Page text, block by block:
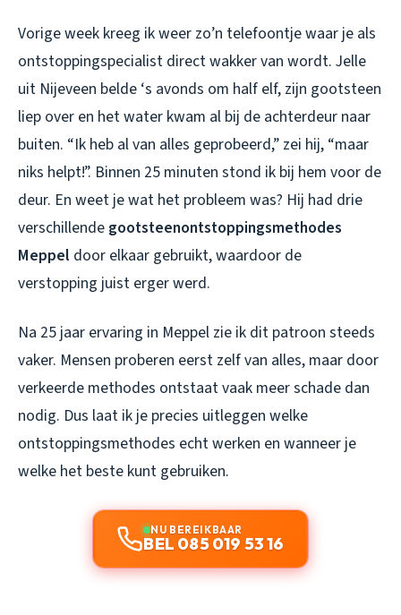
Vorige week kreeg ik weer zo’n telefoontje waar je als
ontstoppingspecialist direct wakker van wordt. Jelle
uit Nijeveen belde ‘s avonds om half elf, zijn gootsteen
liep over en het water kwam al bij de achterdeur naar
buiten. “Ik heb al van alles geprobeerd,” zei hij, “maar
niks helpt!”. Binnen 25 minuten stond ik bij hem voor de
deur. En weet je wat het probleem was? Hij had drie
verschillende gootsteenontstoppingsmethodes
Meppel door elkaar gebruikt, waardoor de
verstopping juist erger werd.
Na 25 jaar ervaring in Meppel zie ik dit patroon steeds
vaker. Mensen proberen eerst zelf van alles, maar door
verkeerde methodes ontstaat vaak meer schade dan
nodig. Dus laat ik je precies uitleggen welke
ontstoppingsmethodes echt werken en wanneer je
welke het beste kunt gebruiken.
NU BEREIKBAAR
BEL 085 019 53 16